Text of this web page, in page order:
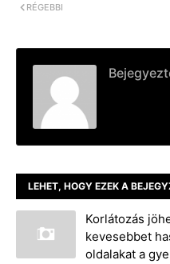
RÉGEBBI
LEHET, HOGY EZEK A
Korlátozás
kevesebbet
oldalakat a